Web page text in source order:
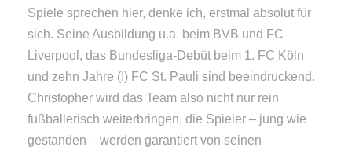
Spiele sprechen hier, denke ich, erstmal absolut für
sich. Seine Ausbildung u.a. beim BVB und FC
Liverpool, das Bundesliga-Debüt beim 1. FC Köln
und zehn Jahre (!) FC St. Pauli sind beeindruckend.
Christopher wird das Team also nicht nur rein
fußballerisch weiterbringen, die Spieler – jung wie
gestanden – werden garantiert von seinen